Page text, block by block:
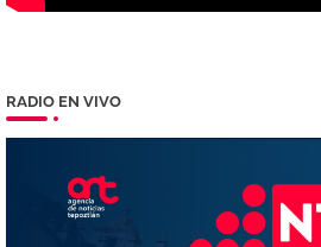
RADIO EN VIVO